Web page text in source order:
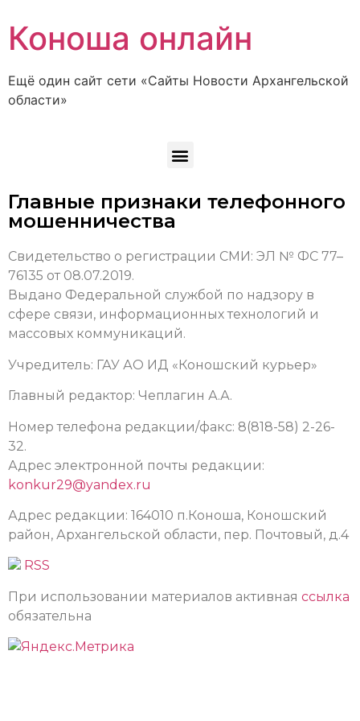
Коноша онлайн
Ещё один сайт сети «Сайты Новости Архангельской
области»
Главные признаки телефонного
мошенничества
Свидетельство о регистрации СМИ: ЭЛ № ФС 77–
76135 от 08.07.2019.
Выдано Федеральной службой по надзору в
сфере связи, информационных технологий и
массовых коммуникаций.
Учредитель: ГАУ АО ИД «Коношский курьер»
Главный редактор: Чеплагин А.А.
Номер телефона редакции/факс: 8(818-58) 2-26-
32.
Адрес электронной почты редакции:
konkur29@yandex.ru
Адрес редакции: 164010 п.Коноша, Коношский
район, Архангельской области, пер. Почтовый, д.4
RSS
При использовании материалов активная ссылка
обязательна